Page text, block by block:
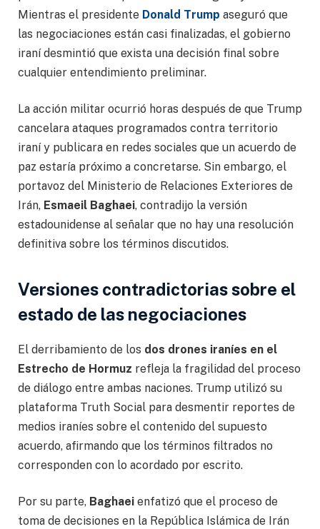
Mientras el presidente Donald Trump aseguró que
las negociaciones están casi finalizadas, el gobierno
iraní desmintió que exista una decisión final sobre
cualquier entendimiento preliminar.
La acción militar ocurrió horas después de que Trump
cancelara ataques programados contra territorio
iraní y publicara en redes sociales que un acuerdo de
paz estaría próximo a concretarse. Sin embargo, el
portavoz del Ministerio de Relaciones Exteriores de
Irán, Esmaeil Baghaei, contradijo la versión
estadounidense al señalar que no hay una resolución
definitiva sobre los términos discutidos.
Versiones contradictorias sobre el
estado de las negociaciones
El derribamiento de los dos drones iraníes en el
Estrecho de Hormuz refleja la fragilidad del proceso
de diálogo entre ambas naciones. Trump utilizó su
plataforma Truth Social para desmentir reportes de
medios iraníes sobre el contenido del supuesto
acuerdo, afirmando que los términos filtrados no
corresponden con lo acordado por escrito.
Por su parte, Baghaei enfatizó que el proceso de
toma de decisiones en la República Islámica de Irán